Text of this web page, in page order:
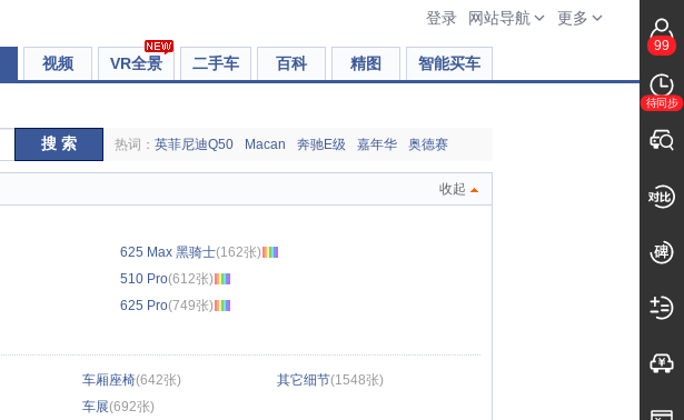
登录 网站导航 更多
视频 VR全景 二手车 百科 精图 智能买车
搜 索 热词： 英菲尼迪Q50 Macan 奔驰E级 嘉年华 奥德赛
收起
625 Max 黑骑士(162张)
510 Pro(612张)
625 Pro(749张)
车厢座椅(642张) 其它细节(1548张)
车展(692张)
99
待同步